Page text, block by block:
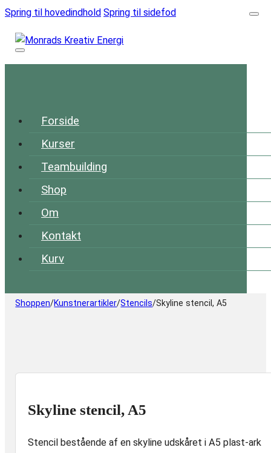
Spring til hovedindhold Spring til sidefod
Forside
Kurser
Teambuilding
Shop
Om
Kontakt
Kurv
Shoppen/Kunstnerartikler/Stencils/Skyline stencil, A5
Skyline stencil, A5
Stencil bestående af en skyline udskåret i A5 plast-ark